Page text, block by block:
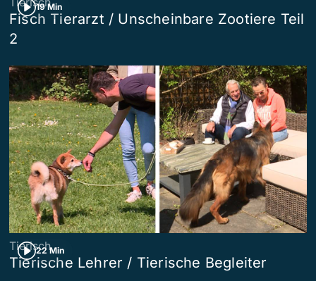
19 Min
Fisch Tierarzt / Unscheinbare Zootiere Teil
2
22 Min
Tierisch
Tierische Lehrer / Tierische Begleiter